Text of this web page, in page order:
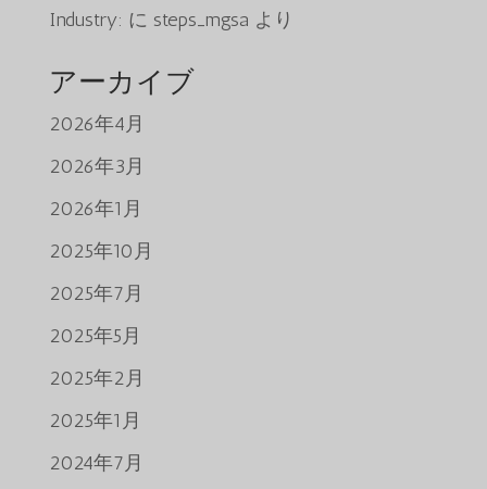
Industry: に steps_mgsa より
アーカイブ
2026年4月
2026年3月
2026年1月
2025年10月
2025年7月
2025年5月
2025年2月
2025年1月
2024年7月